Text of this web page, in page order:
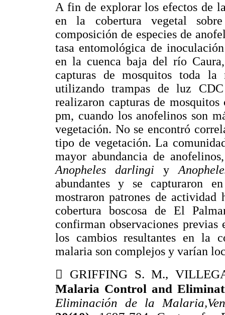
A fin de explorar los efectos de
en la cobertura vegetal
composición de especies de
tasa entomológica de
en la cuenca baja del río
capturas de mosquitos toda
utilizando trampas de luz
realizaron capturas de
pm, cuando los anofelinos son
vegetación. No se encontró
tipo de vegetación. La
mayor abundancia de
Anopheles darlingi y
abundantes y se capturaron
mostraron patrones de
cobertura boscosa de El
confirman observaciones
los cambios resultantes en la
malaria son complejos y varían
 GRIFFING S. M.,
Malaria Control and
Eliminación de la